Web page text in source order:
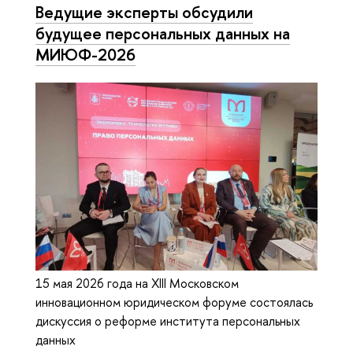
Ведущие эксперты обсудили
будущее персональных данных на
МИЮФ-2026
15 мая 2026 года на XIII Московском
инновационном юридическом форуме состоялась
дискуссия о реформе института персональных
данных